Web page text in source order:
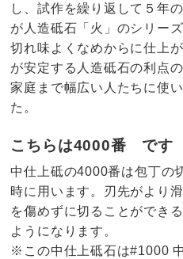
し、試作を繰り返して５年
が人造砥石「火」のシリーズ
切れ味よくなめからに仕上
が安定する人造砥石の利点
家庭まで幅広い人たちに使
た。
こちらは4000番 です
中仕上砥の4000番は包丁の
時に用います。刃先がより
を傷めずに切ることができ
ようになります。
※この中仕上砥石は#1000